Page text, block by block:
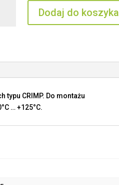
Dodaj do koszyka
typu CRIMP. Do montażu
… +125°C.